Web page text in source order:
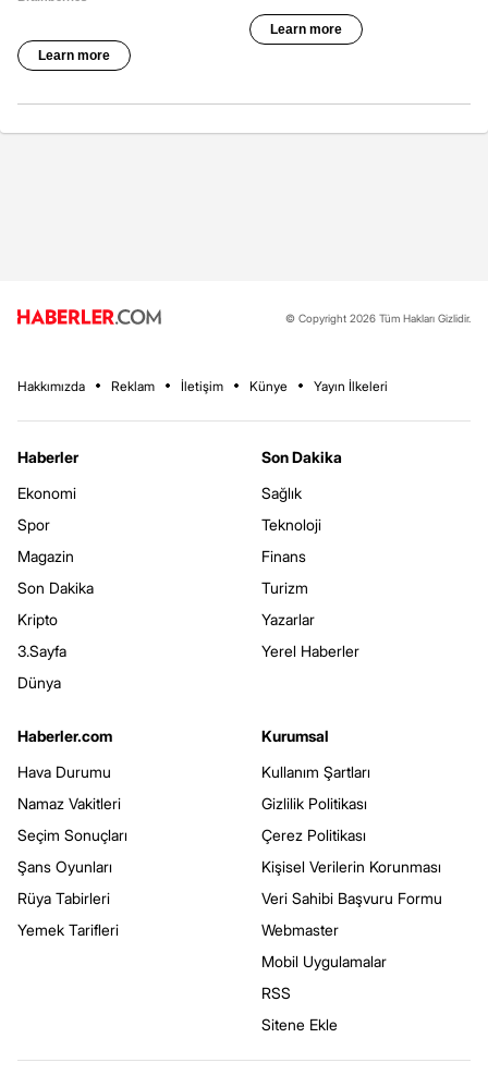
© Copyright 2026 Tüm Hakları Gizlidir.
Hakkımızda Reklam İletişim Künye Yayın İlkeleri
Haberler
Ekonomi
Spor
Magazin
Son Dakika
Kripto
3.Sayfa
Dünya
Son Dakika
Sağlık
Teknoloji
Finans
Turizm
Yazarlar
Yerel Haberler
Haberler.com
Hava Durumu
Namaz Vakitleri
Seçim Sonuçları
Şans Oyunları
Rüya Tabirleri
Yemek Tarifleri
Kurumsal
Kullanım Şartları
Gizlilik Politikası
Çerez Politikası
Kişisel Verilerin Korunması
Veri Sahibi Başvuru Formu
Webmaster
Mobil Uygulamalar
RSS
Sitene Ekle